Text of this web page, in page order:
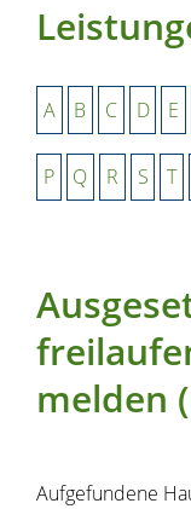
A B C D E
P Q R S T
melden
Aufgefundene